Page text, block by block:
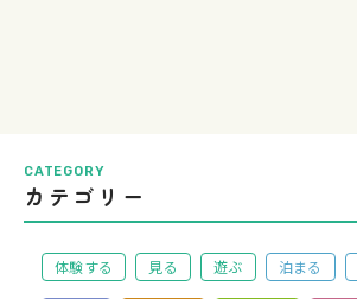
CATEGORY
カテゴリー
体験する 見る 遊ぶ 泊まる